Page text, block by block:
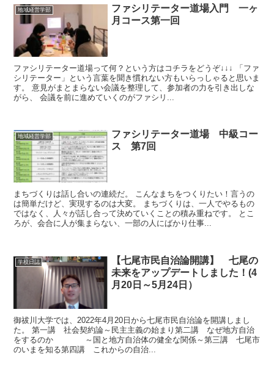
地域経営学部
ファシリテーター道場入門 一ヶ
月コース第一回
ファシリテーター道場って何？という方はコチラをどうぞ↓↓↓ 「ファ
シリテーター」という言葉を聞き慣れない方もいらっしゃると思いま
す。 意見がまとまらない会議を整理して、参加者の力を引き出しな
がら、 会議を前に進めていくのがファシリ...
地域経営学部
ファシリテーター道場 中級コー
ス 第7回
まちづくりは話し合いの連続だ。 こんなまちをつくりたい！言うの
は簡単だけど、実現するのは大変。 まちづくりは、一人でやるもの
ではなく、人々が話し合って決めていくことの積み重ねです。 とこ
ろが、会合に人が集まらない、一部の人にばかり仕事...
学校日誌
【七尾市民自治論開講】 七尾の
未来をアップデートしました！(4
月20日～5月24日）
御祓川大学では、2022年4月20日から七尾市民自治論を開講しまし
た。 第一講 社会契約論～民主主義の始まり第二講 なぜ地方自治
をするのか ～国と地方自治体の健全な関係～第三講 七尾市
のいまを知る第四講 これからの自治...